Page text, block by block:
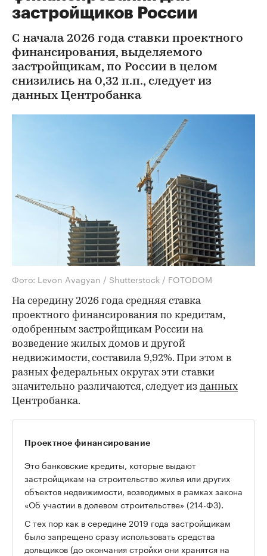
застройщиков России
С начала 2026 года ставки проектного
финансирования, выделяемого
застройщикам, по России в целом
снизились на 0,32 п.п., следует из
данных Центробанка
Фото: Levon Avagyan / Shutterstock / FOTODOM
На середину 2026 года средняя ставка
проектного финансирования по кредитам,
одобренным застройщикам России на
возведение жилых домов и другой
недвижимости, составила 9,92%. При этом в
разных федеральных округах эти ставки
значительно различаются, следует из данных
Центробанка.
Проектное финансирование
Это банковские кредиты, которые выдают
застройщикам на строительство жилья или других
объектов недвижимости, возводимых в рамках закона
«Об участии в долевом строительстве» (214-ФЗ).
С тех пор как в середине 2019 года застройщикам
было запрещено сразу использовать средства
дольщиков (до окончания стройки они хранятся на